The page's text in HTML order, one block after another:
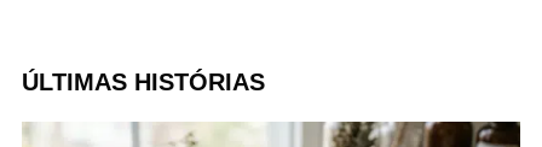
ÚLTIMAS HISTÓRIAS